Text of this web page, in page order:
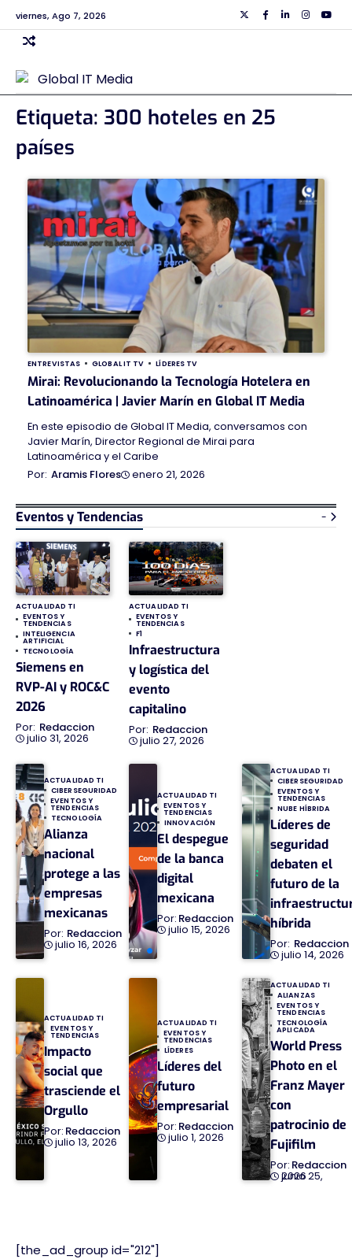
Skip
to
content
viernes, Ago 7, 2026 TwiiterFacebook
Linkedin
Etiqueta: 300 hoteles en 25
países
ENTREVISTAS GLOBAL IT TV LÍDERES TV
Mirai: Revolucionando la Tecnología Hotelera en
Latinoamérica | Javier Marín en Global IT Media
En este episodio de Global IT Media, conversamos con
Javier Marín, Director Regional de Mirai para
Latinoamérica y el Caribe
Aramis Flores
enero 21, 2026
Eventos y Tendencias -
ACTUALIDAD TI
EVENTOS Y
TENDENCIAS
INTELIGENCIA
ARTIFICIAL
TECNOLOGÍA
Siemens en
RVP-AI y ROC&C
2026
Redaccion
julio 31, 2026
ACTUALIDAD TI
EVENTOS Y
TENDENCIAS
F1
Infraestructura
y logística del
evento
capitalino
Redaccion
julio 27, 2026
ACTUALIDAD TI
CIBERSEGURIDAD
EVENTOS Y
TENDENCIAS
TECNOLOGÍA
Alianza
nacional
protege a las
empresas
mexicanas
Redaccion
julio 16, 2026
ACTUALIDAD TI
EVENTOS Y
TENDENCIAS
INNOVACIÓN
El despegue
de la banca
digital
mexicana
Redaccion
julio 15, 2026
ACTUALIDAD TI
CIBERSEGURIDAD
EVENTOS Y
TENDENCIAS
NUBE HÍBRIDA
Líderes de
seguridad
debaten el
futuro de la
híbrida
Redaccion
julio 14, 2026
ACTUALIDAD TI
EVENTOS Y
TENDENCIAS
Impacto
social que
trasciende el
Orgullo
Redaccion
julio 13, 2026
ACTUALIDAD TI
EVENTOS Y
TENDENCIAS
LÍDERES
Líderes del
futuro
empresarial
Redaccion
julio 1, 2026
ACTUALIDAD TI
ALIANZAS
EVENTOS Y
TENDENCIAS
TECNOLOGÍA
APLICADA
World Press
Photo en el
Franz Mayer
con
patrocinio de
Fujifilm
Redaccion
junio 25, 2026
[the_ad_group id="212"]